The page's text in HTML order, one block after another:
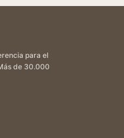
para el
de 30.000